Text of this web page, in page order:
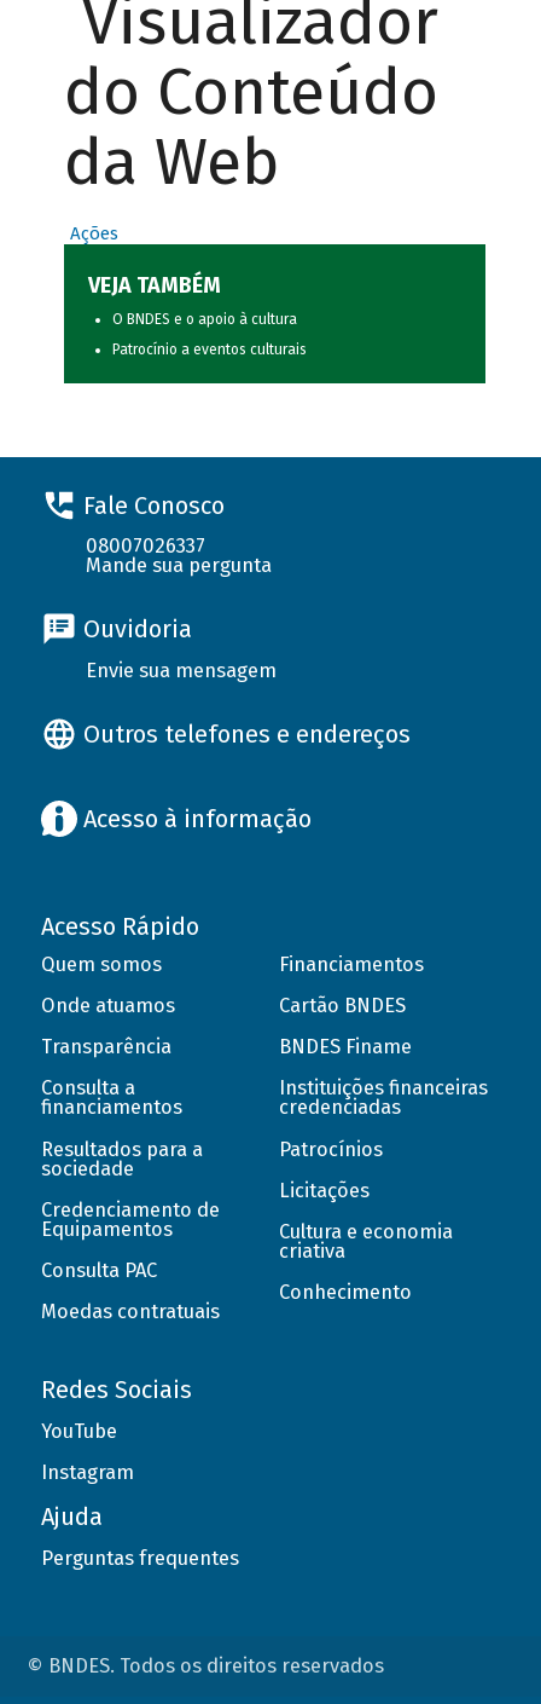
Visualizador
do Conteúdo
da Web
Ações
VEJA TAMBÉM
O BNDES e o apoio à cultura
Patrocínio a eventos culturais
Fale Conosco
08007026337
Mande sua pergunta
Ouvidoria
Envie sua mensagem
Outros telefones e endereços
Acesso à informação
Acesso Rápido
Quem somos
Onde atuamos
Transparência
Consulta a
financiamentos
Resultados para a
sociedade
Credenciamento de
Equipamentos
Consulta PAC
Moedas contratuais
Financiamentos
Cartão BNDES
BNDES Finame
Instituições financeiras
credenciadas
Patrocínios
Licitações
Cultura e economia
criativa
Conhecimento
Redes Sociais
YouTube
Instagram
Ajuda
Perguntas frequentes
© BNDES. Todos os direitos reservados